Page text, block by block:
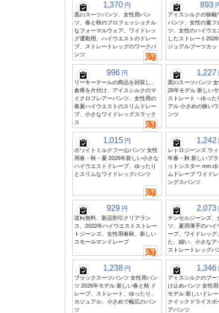
1,370 円
黒のスーツパンツ、女性用パン
ツ、春と秋のプロフェッショナル
なフォーマルウェア、ワイドレッ
グ通勤用、ハイウエストのドレー
プ、ストレートレッグのワークパ
ンツ
893
アイスシルクの狭幅
パンツ、女性の夏フ
ツ、女性のハイウエ
したストレート
ジュアルブーツカッ
996 円
リーキーテールの商品を回収し、
倉庫を片付け、アイスシルクのマ
イクロフレアーパンツ、女性用の
春夏ハイウエストのスリムドレー
プ、小さなワイドレッグスラック
ス
1,227
黒のスーツパンツ
26年モデル 新しい
ストレート・ゆった
アル 小さめの狭い
ンツ
1,015 円
ホワイトミルクフー山パンツ 女性
用春・秋・夏 2026年新しい小さな
ハイウエストドレープ、ゆったり
とスリムなワイドレッグパンツ
1,242
レトロジーンズ ウ
年春・秋 新しいプ
ットシスター mm
ムドレープ ワイド
ングスパンツ
929 円
送料無料、新品割引クリアラン
ス、2022年ハイウエストストレー
トジーンズ、女性用春秋、新しい
スモールマンドレープ
2,073
テンセルジーンズ、
ツ、夏用薄手のハイ
ープ、ワイドレッグ
た、細い、小さなア
ストレートレッグパ
1,238 円
ブラックスーツパンツ 女性用パン
ツ 2026年モデル 新しい春と秋 ド
レープ、ストレート、ゆったり、
カジュアル、小さめで幅広のパン
ツ
1,346
アイスシルクのブー
け止めパンツ 女性
モデル 新しいドレ
クイックドライスポ
アパンツ